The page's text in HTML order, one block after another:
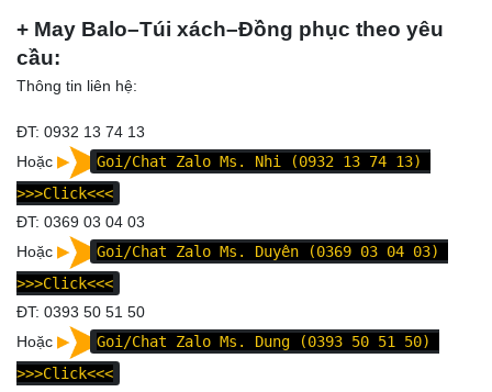
+ May Balo–Túi xách–Đồng phục theo yêu
cầu:
Thông tin liên hệ:
ĐT: 0932 13 74 13
Hoặc
Goi/Chat Zalo Ms. Nhi (0932 13 74 13)
>>>Click<<<
ĐT: 0369 03 04 03
Hoặc
Goi/Chat Zalo Ms. Duyên (0369 03 04 03)
>>>Click<<<
ĐT: 0393 50 51 50
Hoặc
Goi/Chat Zalo Ms. Dung (0393 50 51 50)
>>>Click<<<